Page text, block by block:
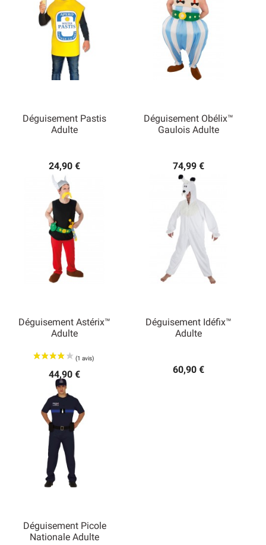
Déguisement Pastis
Adulte
24,90 €
Déguisement Obélix™
Gaulois Adulte
74,99 €
Déguisement Astérix™
Adulte
44,90 €
Déguisement Idéfix™
Adulte
60,90 €
Déguisement Picole
Nationale Adulte